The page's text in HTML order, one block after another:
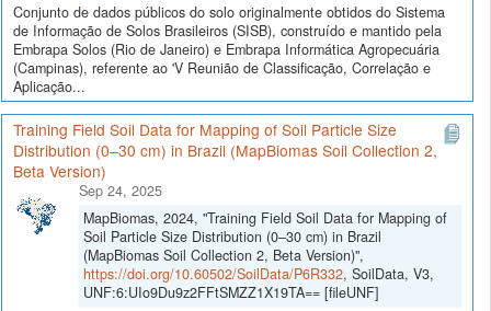
Conjunto de dados públicos do solo originalmente obtidos do Sistema
de Informação de Solos Brasileiros (SISB), construído e mantido pela
Embrapa Solos (Rio de Janeiro) e Embrapa Informática Agropecuária
(Campinas), referente ao 'V Reunião de Classificação, Correlação e
Aplicação...
Training Field Soil Data for Mapping of Soil Particle Size
Distribution (0–30 cm) in Brazil (MapBiomas Soil Collection 2,
Beta Version)
Sep 24, 2025
MapBiomas, 2024, "Training Field Soil Data for Mapping of
Soil Particle Size Distribution (0–30 cm) in Brazil
(MapBiomas Soil Collection 2, Beta Version)",
https://doi.org/10.60502/SoilData/P6R332, SoilData, V3,
UNF:6:UIo9Du9z2FFtSMZZ1X19TA== [fileUNF]